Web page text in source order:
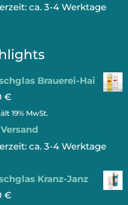
ca. 3-4 Werktage
Brauerei-Hai
€
19% MwSt.
Versand
ca. 3-4 Werktage
Kranz-Janz
€